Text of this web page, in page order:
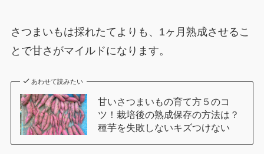
さつまいもは採れたてよりも、1ヶ月熟成させるこ
とで甘さがマイルドになります。
あわせて読みたい
甘いさつまいもの育て方５のコ
ツ！栽培後の熟成保存の方法は？
種芋を失敗しないキズつけない